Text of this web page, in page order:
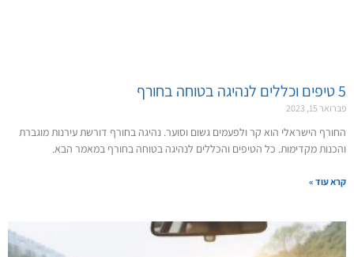
5 טיפים וכללים לנהיגה בטוחה בחורף
פברואר 15, 2023
החורף הישראלי הוא קר ולפעמים גשום וסוער. נהיגה בחורף דורשת עירנות מוגברת
והכנות מקדימות. כל הטיפים והכללים לנהיגה בטוחה בחורף במאמר הבא.
קרא עוד »